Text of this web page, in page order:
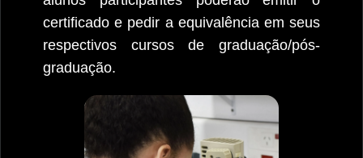
certificado e pedir a equivalência em seus
respectivos cursos de graduação/pós-
graduação.